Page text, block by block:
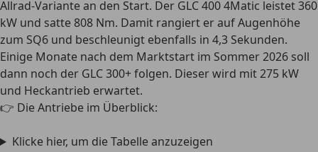
Allrad-Variante an den Start. Der GLC 400 4Matic leistet 360
kW und satte 808 Nm. Damit rangiert er auf Augenhöhe
zum SQ6 und beschleunigt ebenfalls in 4,3 Sekunden.
Einige Monate nach dem Marktstart im Sommer 2026 soll
dann noch der GLC 300+ folgen. Dieser wird mit 275 kW
und Heckantrieb erwartet.
👉 Die Antriebe im Überblick:
Klicke hier, um die Tabelle anzuzeigen